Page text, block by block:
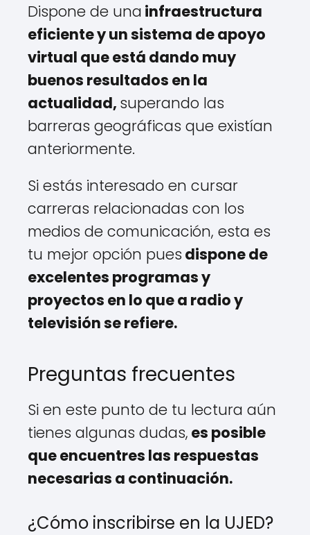
Dispone de una infraestructura
eficiente y un sistema de apoyo
virtual que está dando muy
buenos resultados en la
actualidad, superando las
barreras geográficas que existían
anteriormente.
Si estás interesado en cursar
carreras relacionadas con los
medios de comunicación, esta es
tu mejor opción pues dispone de
excelentes programas y
proyectos en lo que a radio y
televisión se refiere.
Preguntas frecuentes
Si en este punto de tu lectura aún
tienes algunas dudas, es posible
que encuentres las respuestas
necesarias a continuación.
¿Cómo inscribirse en la UJED?